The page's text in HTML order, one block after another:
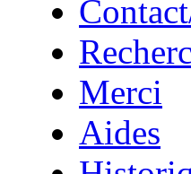
Merci
Aides